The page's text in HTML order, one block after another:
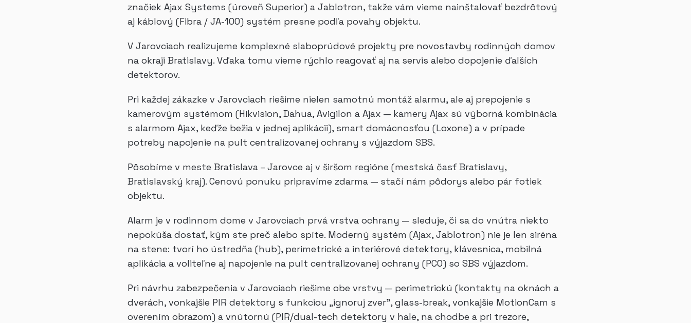
značiek Ajax Systems (úroveň Superior) a Jablotron, takže vám vieme nainštalovať bezdrôtový
aj káblový (Fibra / JA-100) systém presne podľa povahy objektu.
V Jarovciach realizujeme komplexné slaboprúdové projekty pre novostavby rodinných domov
na okraji Bratislavy. Vďaka tomu vieme rýchlo reagovať aj na servis alebo dopojenie ďalších
detektorov.
Pri každej zákazke v Jarovciach riešime nielen samotnú montáž alarmu, ale aj prepojenie s
kamerovým systémom (Hikvision, Dahua, Avigilon a Ajax — kamery Ajax sú výborná kombinácia
s alarmom Ajax, keďže bežia v jednej aplikácii), smart domácnosťou (Loxone) a v prípade
potreby napojenie na pult centralizovanej ochrany s výjazdom SBS.
Pôsobíme v meste Bratislava – Jarovce aj v širšom regióne (mestská časť Bratislavy,
Bratislavský kraj). Cenovú ponuku pripravíme zdarma — stačí nám pôdorys alebo pár fotiek
objektu.
Alarm je v rodinnom dome v Jarovciach prvá vrstva ochrany — sleduje, či sa do vnútra niekto
nepokúša dostať, kým ste preč alebo spíte. Moderný systém (Ajax, Jablotron) nie je len siréna
na stene: tvorí ho ústredňa (hub), perimetrické a interiérové detektory, klávesnica, mobilná
aplikácia a voliteľne aj napojenie na pult centralizovanej ochrany (PCO) so SBS výjazdom.
Pri návrhu zabezpečenia v Jarovciach riešime obe vrstvy — perimetrickú (kontakty na oknách a
dverách, vonkajšie PIR detektory s funkciou „ignoruj zver", glass-break, vonkajšie MotionCam s
overením obrazom) a vnútornú (PIR/dual-tech detektory v hale, na chodbe a pri trezore,